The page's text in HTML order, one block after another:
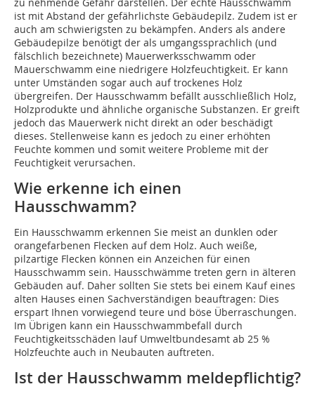
ist mit Abstand der gefährlichste Gebäudepilz. Zudem ist er
auch am schwierigsten zu bekämpfen. Anders als andere
Gebäudepilze benötigt der als umgangssprachlich (und
fälschlich bezeichnete) Mauerwerksschwamm oder
Mauerschwamm eine niedrigere Holzfeuchtigkeit. Er kann
unter Umständen sogar auch auf trockenes Holz
übergreifen. Der Hausschwamm befällt ausschließlich Holz,
Holzprodukte und ähnliche organische Substanzen. Er greift
jedoch das Mauerwerk nicht direkt an oder beschädigt
dieses. Stellenweise kann es jedoch zu einer erhöhten
Feuchte kommen und somit weitere Probleme mit der
Feuchtigkeit verursachen.
Wie erkenne ich einen
Hausschwamm?
Ein Hausschwamm erkennen Sie meist an dunklen oder
orangefarbenen Flecken auf dem Holz. Auch weiße,
pilzartige Flecken können ein Anzeichen für einen
Hausschwamm sein. Hausschwämme treten gern in älteren
Gebäuden auf. Daher sollten Sie stets bei einem Kauf eines
alten Hauses einen Sachverständigen beauftragen: Dies
erspart Ihnen vorwiegend teure und böse Überraschungen.
Im Übrigen kann ein Hausschwammbefall durch
Feuchtigkeitsschäden lauf Umweltbundesamt ab 25 %
Holzfeuchte auch in Neubauten auftreten.
Ist der Hausschwamm meldepflichtig?